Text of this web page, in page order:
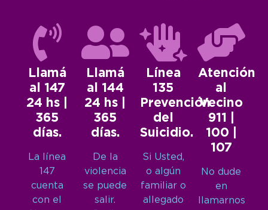
Llamá
al 147
24 hs |
365
días.
La línea
147
cuenta
con el
Llamá
al 144
24 hs |
365
días.
De la
violencia
se puede
salir.
Línea
135
Prevención
del
Suicidio.
Si Usted,
o algún
familiar o
allegado
Atención
al
Vecino
911 |
100 |
107
No dude
en
llamarnos